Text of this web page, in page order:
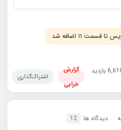
بازدید
گزارش
خرابی
اشتراک‌گذاری
دیدگاه ها 12